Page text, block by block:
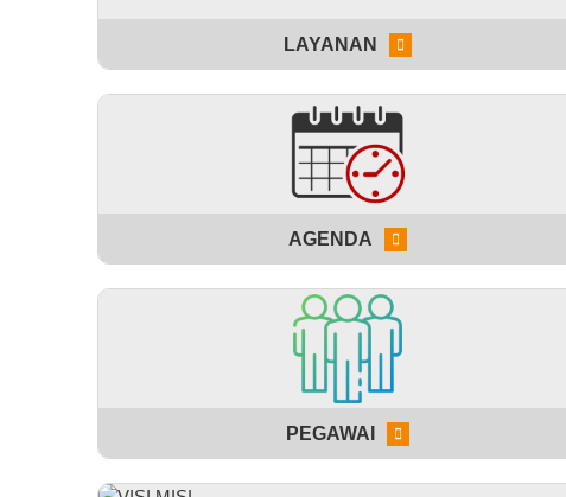
LAYANAN
AGENDA
PEGAWAI